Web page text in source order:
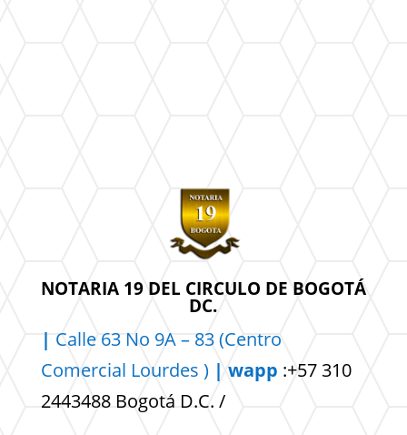
NOTARIA 19 DEL CIRCULO DE BOGOTÁ
DC.
| Calle 63 No 9A – 83 (Centro
Comercial Lourdes ) | wapp :+57 310
2443488 Bogotá D.C. /